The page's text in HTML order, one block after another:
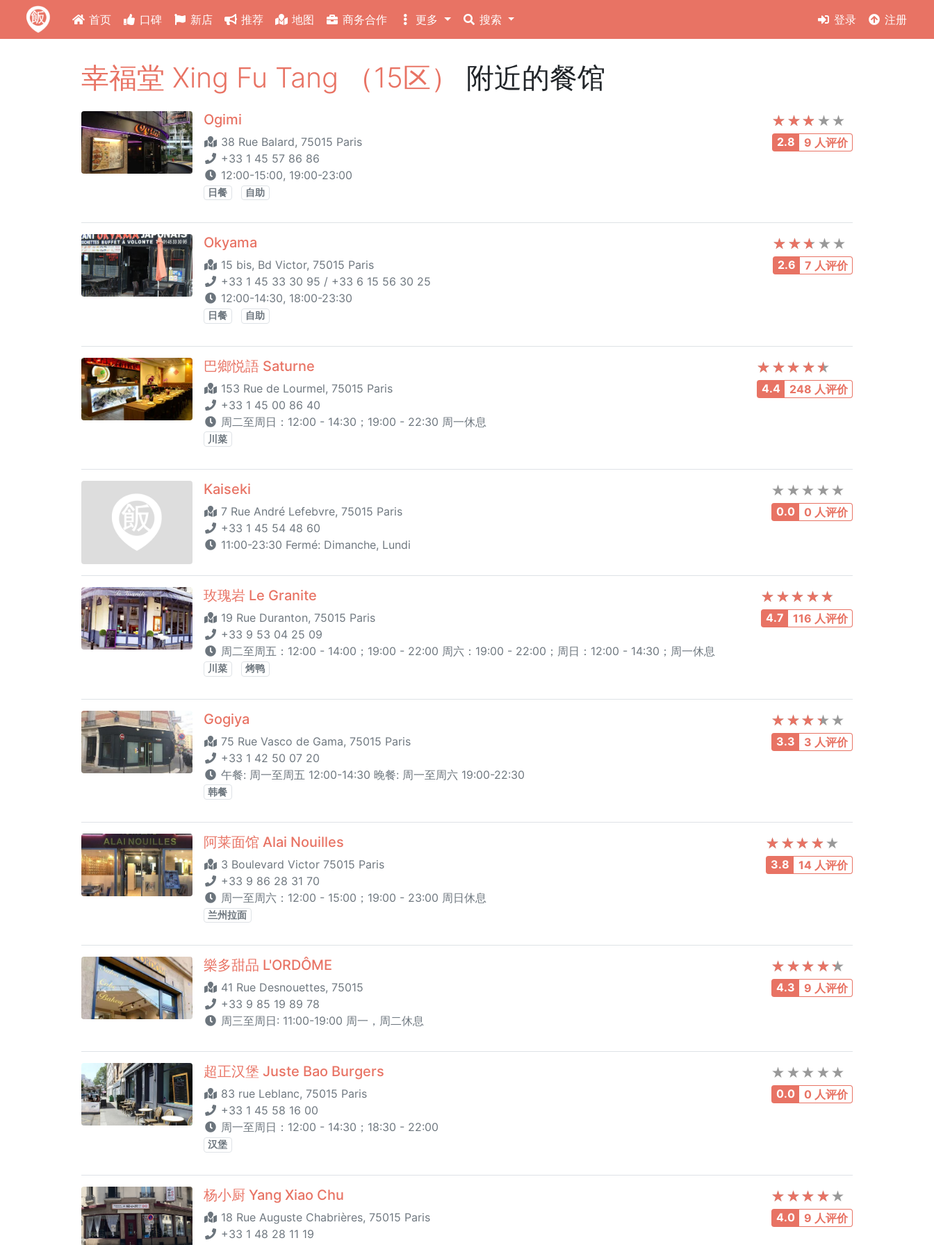
首页 口碑 新店 推荐 地图 商务合作 更多 搜索 登录 注册
幸福堂 Xing Fu Tang （15区） 附近的餐馆
2.8 9 人评价
Ogimi
38 Rue Balard, 75015 Paris
+33 1 45 57 86 86
12:00-15:00, 19:00-23:00
日餐 自助
2.6 7 人评价
Okyama
15 bis, Bd Victor, 75015 Paris
+33 1 45 33 30 95 / +33 6 15 56 30 25
12:00-14:30, 18:00-23:30
日餐 自助
4.4 248 人评价
巴鄉悦語 Saturne
153 Rue de Lourmel, 75015 Paris
+33 1 45 00 86 40
周二至周日：12:00 - 14:30；19:00 - 22:30 周一休息
川菜
0.0 0 人评价
Kaiseki
7 Rue André Lefebvre, 75015 Paris
+33 1 45 54 48 60
11:00-23:30 Fermé: Dimanche, Lundi
4.7 116 人评价
玫瑰岩 Le Granite
19 Rue Duranton, 75015 Paris
+33 9 53 04 25 09
周二至周五：12:00 - 14:00；19:00 - 22:00 周六：19:00 - 22:00；周日：12:00 - 14:30；周一休息
川菜 烤鸭
3.3 3 人评价
Gogiya
75 Rue Vasco de Gama, 75015 Paris
+33 1 42 50 07 20
午餐: 周一至周五 12:00-14:30 晚餐: 周一至周六 19:00-22:30
韩餐
3.8 14 人评价
阿莱面馆 Alai Nouilles
3 Boulevard Victor 75015 Paris
+33 9 86 28 31 70
周一至周六：12:00 - 15:00；19:00 - 23:00 周日休息
兰州拉面
4.3 9 人评价
樂多甜品 L'ORDÔME
41 Rue Desnouettes, 75015
+33 9 85 19 89 78
周三至周日: 11:00-19:00 周一，周二休息
0.0 0 人评价
超正汉堡 Juste Bao Burgers
83 rue Leblanc, 75015 Paris
+33 1 45 58 16 00
周一至周日：12:00 - 14:30；18:30 - 22:00
汉堡
4.0 9 人评价
杨小厨 Yang Xiao Chu
18 Rue Auguste Chabrières, 75015 Paris
+33 1 48 28 11 19